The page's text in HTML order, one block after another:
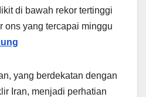
di bawah rekor tertinggi
ons yang tercapai minggu
yang berdekatan dengan
Iran, menjadi perhatian